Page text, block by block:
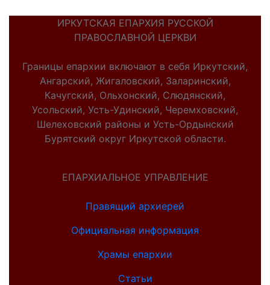
ИРКУТСКАЯ ЕПАРХИЯ РУССКОЙ
ПРАВОСЛАВНОЙ ЦЕРКВИ
Границы епархии включают в себя Иркутский,
Ангарский, Жигаловский, Заларинский,
Качугский, Ольхонский, Слюдянский,
Усольский, Усть-Удинский, Черемховский,
Шелеховский районы и Усть-Ордынский
Бурятский округ Иркутской области.
ЕПАРХИАЛЬНОЕ УПРАВЛЕНИЕ
Правящий архиерей
Официальная информация
Храмы епархии
Статьи